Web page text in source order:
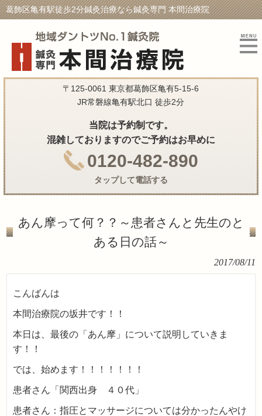
葛飾区亀有駅徒歩2分鍼灸治療なら鍼灸専門 本間治療院
〒125-0061 東京都葛飾区亀有5-15-6
JR常磐線亀有駅北口 徒歩2分
当院は予約制です。
混雑しておりますのでご予約はお早めに
0120-482-890
タップして電話する
あん摩って何？？～患者さんと先生のと
ある日の話～
2017/08/11
こんばんは
本間治療院の坂井です！！
本日は、最後の「あん摩」について説明していきま
す！！
では、始めます！！！！！！！
患者さん「関西出身 ４０代」
患者さん：指圧とマッサージについては分かったんやけ